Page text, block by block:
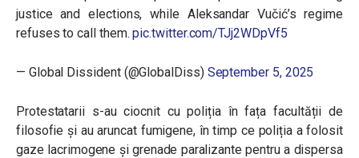
justice and elections, while Aleksandar Vučić’s regime
refuses to call them.pic.twitter.com/TJj2WDpVf5
— Global Dissident (@GlobalDiss) September 5, 2025
Protestatarii s-au ciocnit cu poliția în fața facultății de
filosofie și au aruncat fumigene, în timp ce poliția a folosit
gaze lacrimogene și grenade paralizante pentru a dispersa